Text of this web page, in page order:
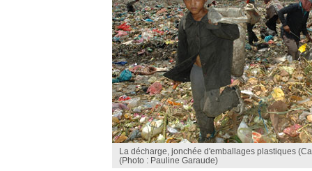
La décharge, jonchée d'emballages plastiques
(Photo : Pauline Garaude)